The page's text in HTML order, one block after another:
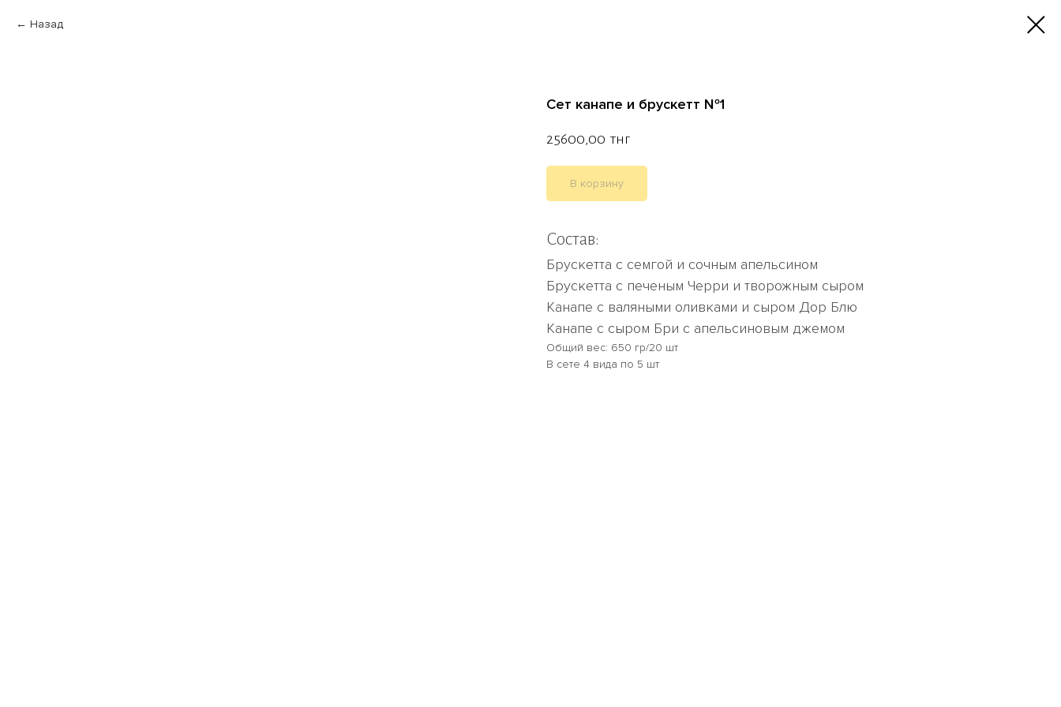
Назад
Сет канапе и брускетт №1
25600,00 тнг
В корзину
Состав:
Брускетта с семгой и сочным апельсином
Брускетта с печеным Черри и творожным сыром
Канапе с валяными оливками и сыром Дор Блю
Канапе с сыром Бри с апельсиновым джемом
Общий вес: 650 гр/20 шт
В сете 4 вида по 5 шт